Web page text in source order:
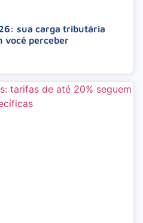
sua carga tributária
você perceber